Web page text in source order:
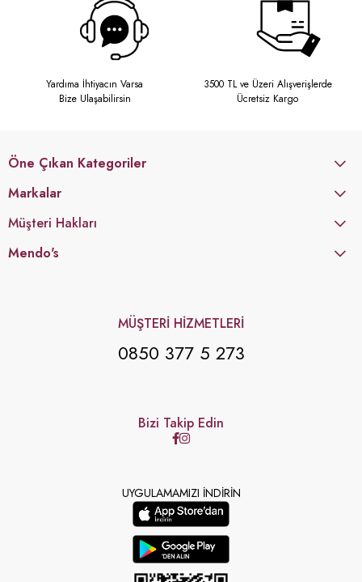
Yardıma İhtiyacın Varsa
Bize Ulaşabilirsin
3500 TL ve Üzeri Alışverişlerde
Ücretsiz Kargo
Öne Çıkan Kategoriler
Markalar
Müşteri Hakları
Mendo's
MÜŞTERİ HİZMETLERİ
0850 377 5 273
Bizi Takip Edin
UYGULAMAMIZI İNDİRİN